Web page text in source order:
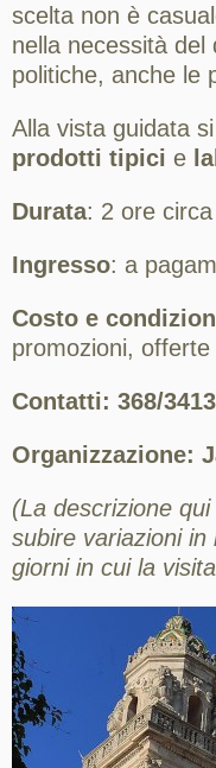
scelta non è
nella necessità
politiche, anche le
Alla vista guidata
prodotti tipici e
Durata: 2 ore
Ingresso: a
Costo e
promozioni,
Contatti: 368/
Organizzazione:
(La descrizione
subire variazioni
giorni in cui la